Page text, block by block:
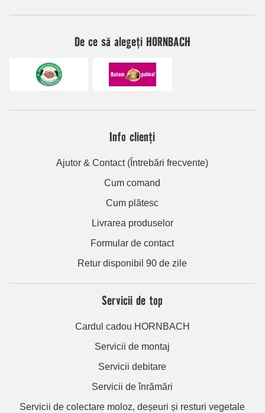
De ce să alegeți HORNBACH
Info clienți
Ajutor & Contact (Întrebări frecvente)
Cum comand
Cum plătesc
Livrarea produselor
Formular de contact
Retur disponibil 90 de zile
Servicii de top
Cardul cadou HORNBACH
Servicii de montaj
Servicii debitare
Servicii de înrămări
Servicii de colectare moloz, deșeuri și resturi vegetale